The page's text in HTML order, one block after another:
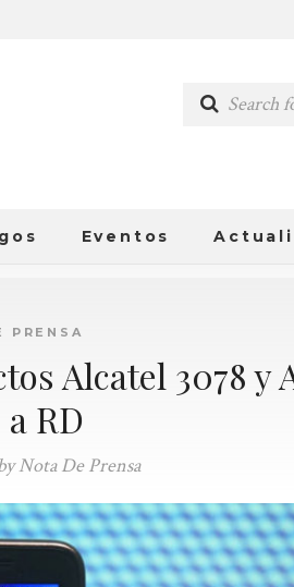
Eventos
PRENSA
Alcatel 3078 y
RD
Nota De Prensa